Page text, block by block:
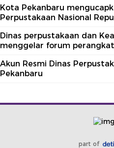
Kota Pekanbaru
Perpustakaan Nasional
Dinas perpustakaan dan
menggelar forum
Akun Resmi Dinas
Pekanbaru
part of